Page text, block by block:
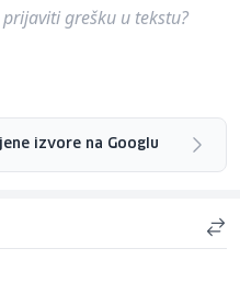
grešku u tekstu?
izvore na Googlu